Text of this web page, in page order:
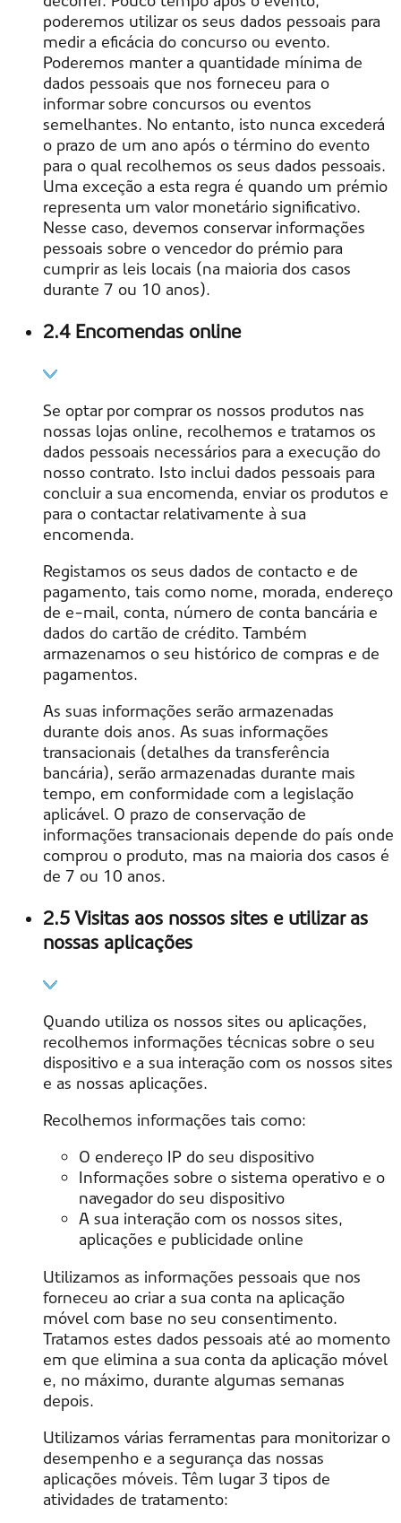
poderemos utilizar os seus dados pessoais para
medir a eficácia do concurso ou evento.
Poderemos manter a quantidade mínima de
dados pessoais que nos forneceu para o
informar sobre concursos ou eventos
semelhantes. No entanto, isto nunca excederá
o prazo de um ano após o término do evento
para o qual recolhemos os seus dados pessoais.
Uma exceção a esta regra é quando um prémio
representa um valor monetário significativo.
Nesse caso, devemos conservar informações
pessoais sobre o vencedor do prémio para
cumprir as leis locais (na maioria dos casos
durante 7 ou 10 anos).
2.4 Encomendas online
Se optar por comprar os nossos produtos nas
nossas lojas online, recolhemos e tratamos os
dados pessoais necessários para a execução do
nosso contrato. Isto inclui dados pessoais para
concluir a sua encomenda, enviar os produtos e
para o contactar relativamente à sua
encomenda.
Registamos os seus dados de contacto e de
pagamento, tais como nome, morada, endereço
de e-mail, conta, número de conta bancária e
dados do cartão de crédito. Também
armazenamos o seu histórico de compras e de
pagamentos.
As suas informações serão armazenadas
durante dois anos. As suas informações
transacionais (detalhes da transferência
bancária), serão armazenadas durante mais
tempo, em conformidade com a legislação
aplicável. O prazo de conservação de
informações transacionais depende do país onde
comprou o produto, mas na maioria dos casos é
de 7 ou 10 anos.
2.5 Visitas aos nossos sites e utilizar as
nossas aplicações
Quando utiliza os nossos sites ou aplicações,
recolhemos informações técnicas sobre o seu
dispositivo e a sua interação com os nossos sites
e as nossas aplicações.
Recolhemos informações tais como:
O endereço IP do seu dispositivo
Informações sobre o sistema operativo e o
navegador do seu dispositivo
A sua interação com os nossos sites,
aplicações e publicidade online
Utilizamos as informações pessoais que nos
forneceu ao criar a sua conta na aplicação
móvel com base no seu consentimento.
Tratamos estes dados pessoais até ao momento
em que elimina a sua conta da aplicação móvel
e, no máximo, durante algumas semanas
depois.
Utilizamos várias ferramentas para monitorizar o
desempenho e a segurança das nossas
aplicações móveis. Têm lugar 3 tipos de
atividades de tratamento: